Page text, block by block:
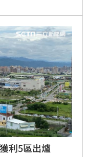
再辦理繼承。此舉
，更能利用舊制節
利5區出爐